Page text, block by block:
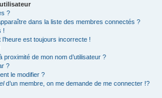
?
dans la liste des membres connectés ?
!
est toujours incorrecte !
de mon nom d’utilisateur ?
?
le modifier ?
d’un membre, on me demande de me connecter !?